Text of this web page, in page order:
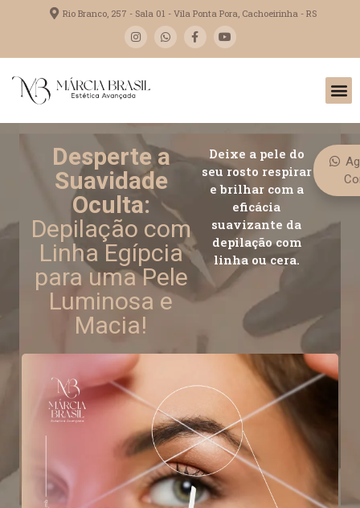
Rio Branco, 257 - Sala 01 - Vila Ponta Pora, Cachoeirinha - RS
Desperte a
Suavidade
Oculta:
Depilação com
Linha Egípcia
para uma Pele
Luminosa e
Macia!
Deixe a pele do
seu rosto respirar
e brilhar com a
eficácia
suavizante da
depilação com
linha ou cera.